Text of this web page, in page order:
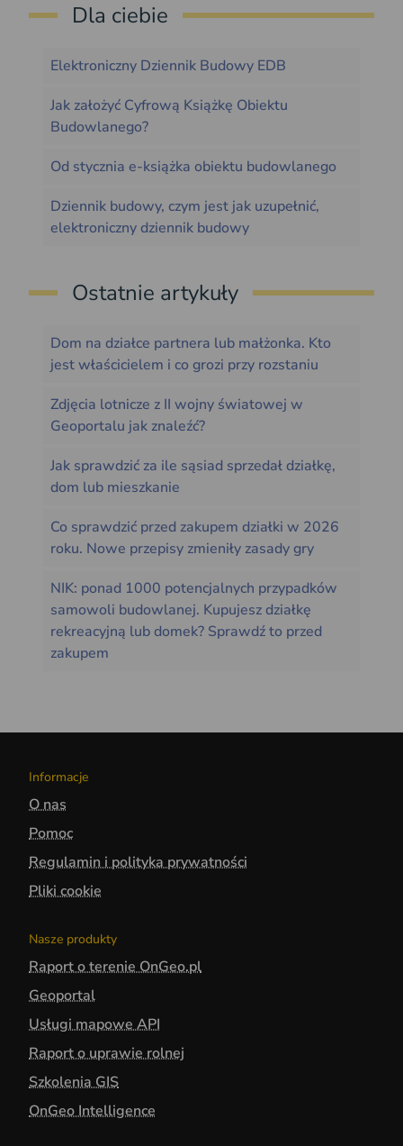
Dla ciebie
Elektroniczny Dziennik Budowy EDB
Jak założyć Cyfrową Książkę Obiektu
Budowlanego?
Od stycznia e-książka obiektu budowlanego
Dziennik budowy, czym jest jak uzupełnić,
elektroniczny dziennik budowy
Ostatnie artykuły
Dom na działce partnera lub małżonka. Kto
jest właścicielem i co grozi przy rozstaniu
Zdjęcia lotnicze z II wojny światowej w
Geoportalu jak znaleźć?
Jak sprawdzić za ile sąsiad sprzedał działkę,
dom lub mieszkanie
Co sprawdzić przed zakupem działki w 2026
roku. Nowe przepisy zmieniły zasady gry
NIK: ponad 1000 potencjalnych przypadków
samowoli budowlanej. Kupujesz działkę
rekreacyjną lub domek? Sprawdź to przed
zakupem
Informacje
O nas
Pomoc
Regulamin i polityka prywatności
Pliki cookie
Nasze produkty
Raport o terenie OnGeo.pl
Geoportal
Usługi mapowe API
Raport o uprawie rolnej
Szkolenia GIS
OnGeo Intelligence